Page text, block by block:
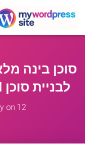
סוכן בינה
לבניית סוכן AI שמוטמע בתהליכים
on 12 במאי 2026